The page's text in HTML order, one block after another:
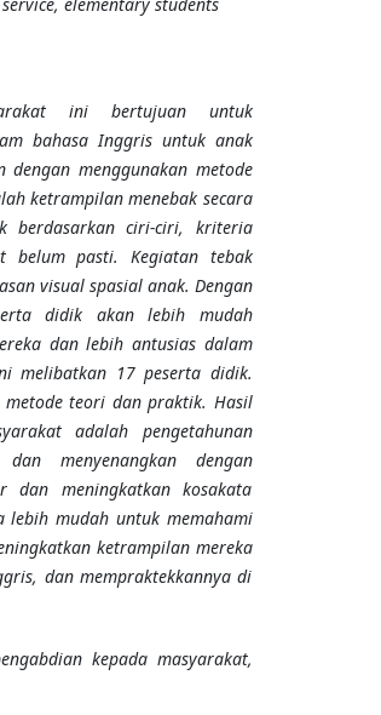
ini bertujuan untuk
bahasa Inggris untuk anak
dengan menggunakan metode
ketrampilan menebak secara
berdasarkan ciri-ciri, kriteria
belum pasti. Kegiatan tebak
visual spasial anak. Dengan
didik akan lebih mudah
dan lebih antusias dalam
melibatkan 17 peserta didik.
teori dan praktik. Hasil
adalah pengetahunan
menyenangkan dengan
dan meningkatkan kosakata
mudah untuk memahami
ketrampilan mereka
dan mempraktekkannya di
kepada masyarakat,